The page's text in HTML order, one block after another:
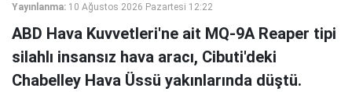
Yayınlanma: 10 Ağustos 2026 Pazartesi 12:22
ABD Hava Kuvvetleri'ne ait MQ-9A Reaper tipi
silahlı insansız hava aracı, Cibuti'deki
Chabelley Hava Üssü yakınlarında düştü.